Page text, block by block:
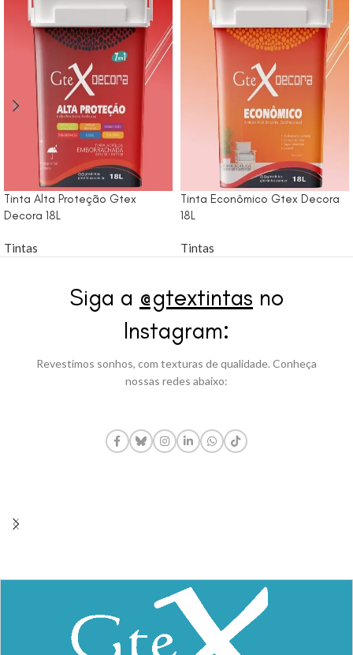
Tinta Alta Proteção Gtex
Decora 18L
Tintas
Tinta Econômico Gtex Decora
18L
Tintas
Siga a @gtextintas no
Instagram:
Revestimos sonhos, com texturas de qualidade. Conheça
nossas redes abaixo: